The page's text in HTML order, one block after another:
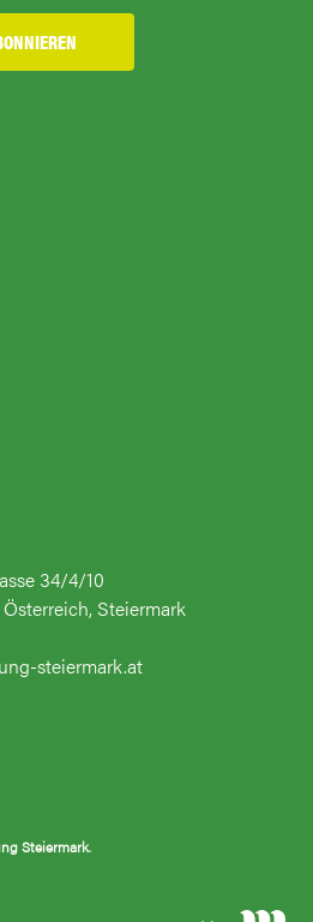
34/4/10
Steiermark
steiermark.at
Steiermark.